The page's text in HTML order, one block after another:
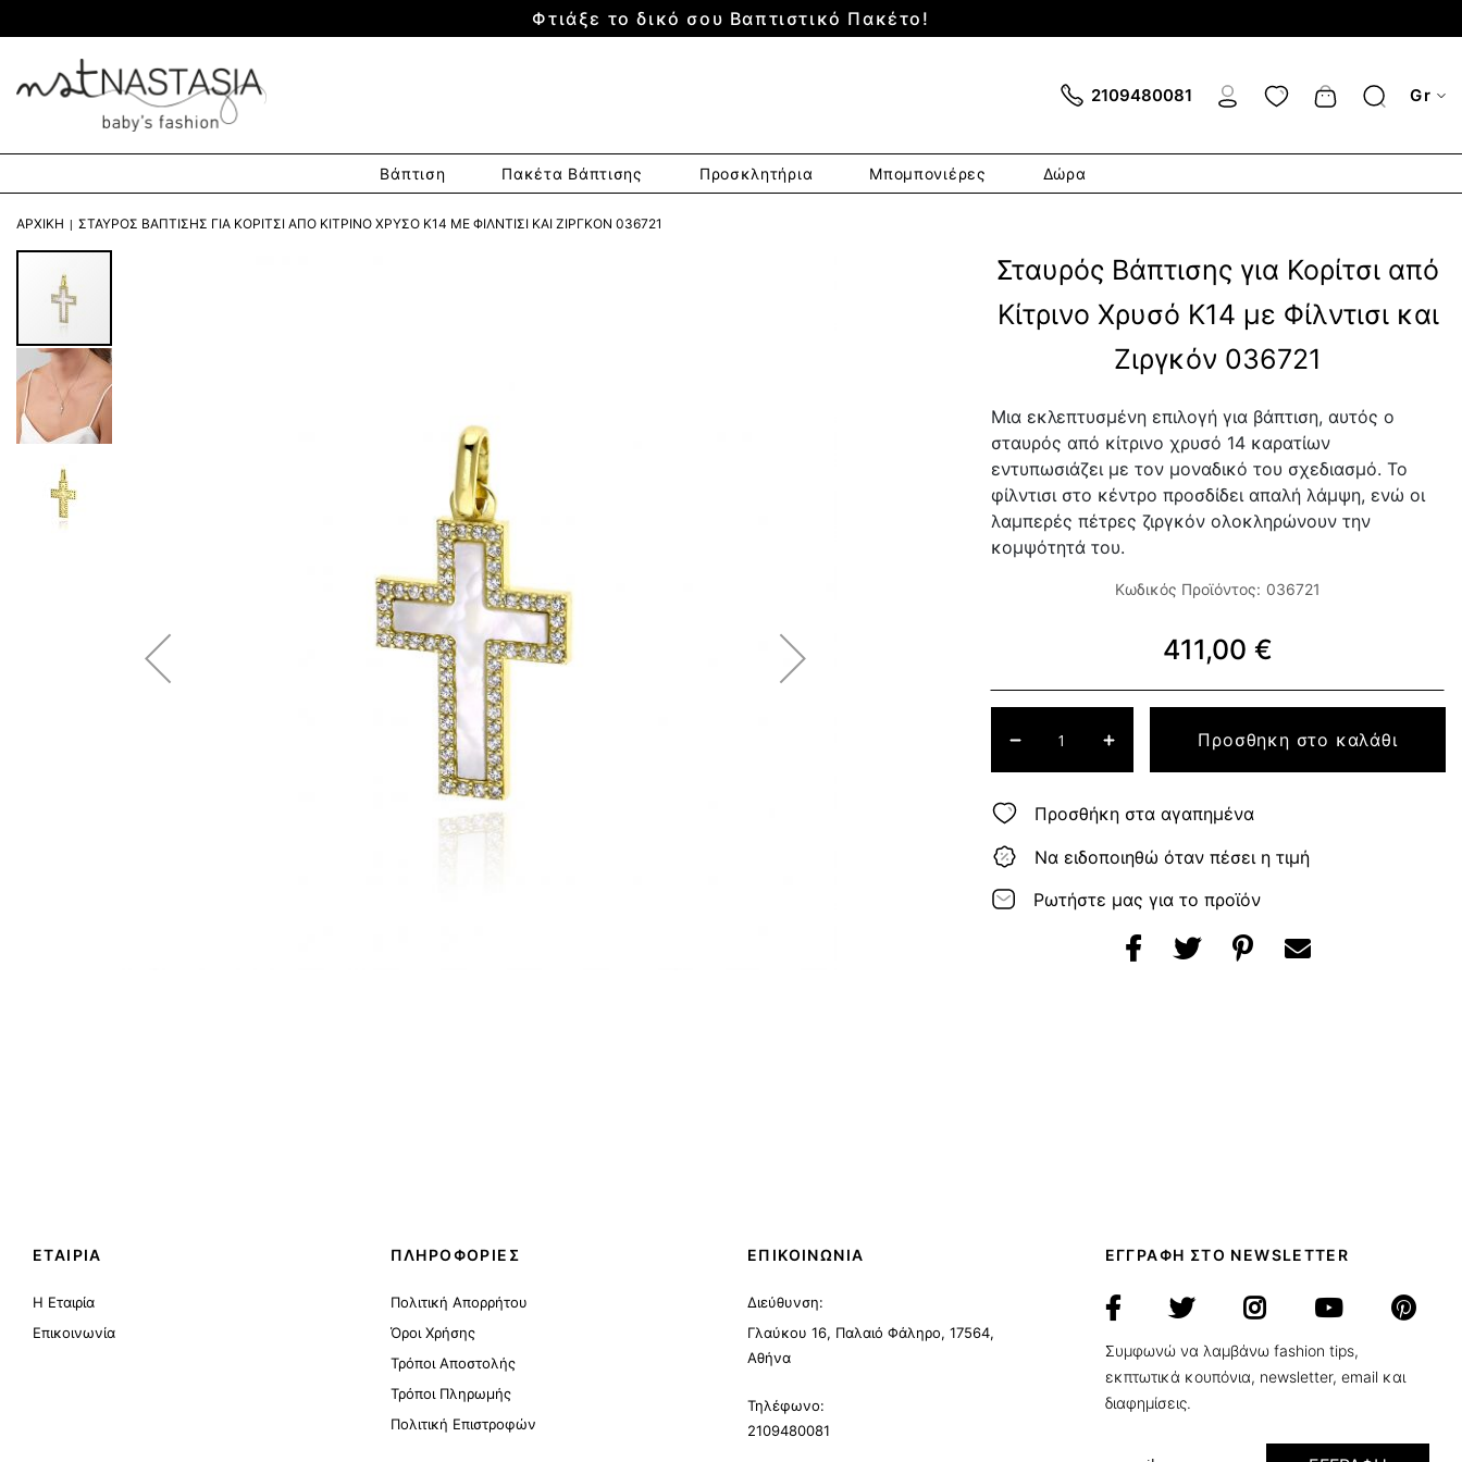
Φτιάξε το δικό σου Βαπτιστικό Πακέτο!
2109480081 Cart Gr
Βάπτιση Πακέτα Βάπτισης Προσκλητήρια Μπομπονιέρες Δώρα
ΑΡΧΙΚΉ ΣΤΑΥΡΌΣ ΒΆΠΤΙΣΗΣ ΓΙΑ ΚΟΡΊΤΣΙ ΑΠΌ ΚΊΤΡΙΝΟ ΧΡΥΣΌ Κ14 ΜΕ ΦΊΛΝΤΙΣΙ ΚΑΙ ΖΙΡΓΚΌΝ 036721
Σταυρός Βάπτισης για Κορίτσι από
Κίτρινο Χρυσό Κ14 με Φίλντισι και
Ζιργκόν 036721
Μια εκλεπτυσμένη επιλογή για βάπτιση, αυτός ο
σταυρός από κίτρινο χρυσό 14 καρατίων
εντυπωσιάζει με τον μοναδικό του σχεδιασμό. Το
φίλντισι στο κέντρο προσδίδει απαλή λάμψη, ενώ οι
λαμπερές πέτρες ζιργκόν ολοκληρώνουν την
κομψότητά του.
Κωδικός Προϊόντος: 036721
411,00 €
Προσθηκη στο καλάθι
Προσθήκη στα αγαπημένα
Να ειδοποιηθώ όταν πέσει η τιμή
Ρωτήστε μας για το προϊόν
ΕΤΑΙΡΙΑ
Η Εταιρία
Επικοινωνία
ΠΛΗΡΟΦΟΡΙΕΣ
Πολιτική Απορρήτου
Όροι Χρήσης
Τρόποι Αποστολής
Τρόποι Πληρωμής
Πολιτική Επιστροφών
ΕΠΙΚΟΙΝΩΝΙΑ
Διεύθυνση:
Γλαύκου 16, Παλαιό Φάληρο, 17564,
Αθήνα
Τηλέφωνο:
2109480081
ΕΓΓΡΑΦΗ ΣΤΟ NEWSLETTER
Συμφωνώ να λαμβάνω fashion tips,
εκπτωτικά κουπόνια, newsletter, email και
διαφημίσεις.